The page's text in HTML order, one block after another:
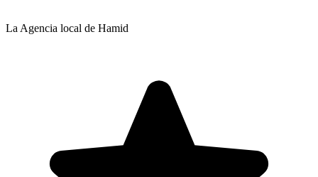
La Agencia local de Hamid